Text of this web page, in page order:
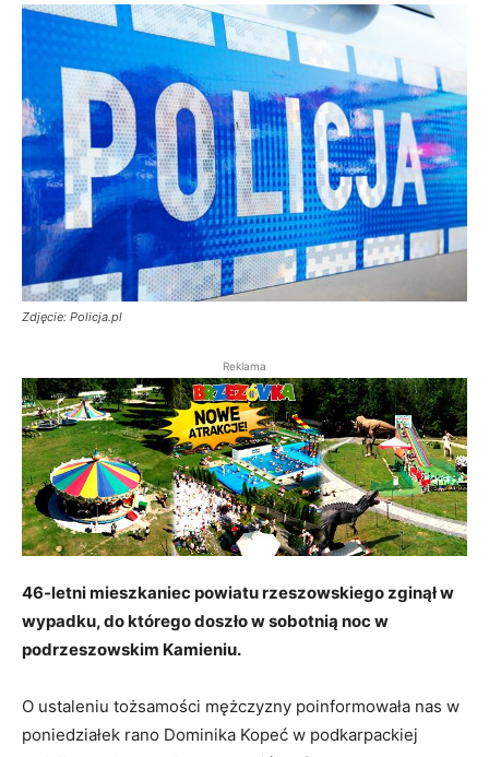
Zdjęcie: Policja.pl
Reklama
46-letni mieszkaniec powiatu rzeszowskiego zginął w
wypadku, do którego doszło w sobotnią noc w
podrzeszowskim Kamieniu.
O ustaleniu tożsamości mężczyzny poinformowała nas w
poniedziałek rano Dominika Kopeć w podkarpackiej